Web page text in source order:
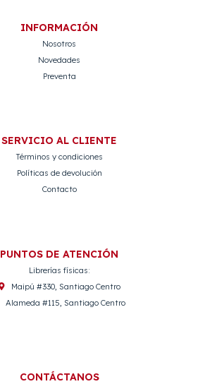
INFORMACIÓN
Nosotros
Novedades
Preventa
SERVICIO AL CLIENTE
Términos y condiciones
Políticas de devolución
Contacto
PUNTOS DE ATENCIÓN
Librerías físicas:
Maipú #330, Santiago Centro
Alameda #115, Santiago Centro
CONTÁCTANOS